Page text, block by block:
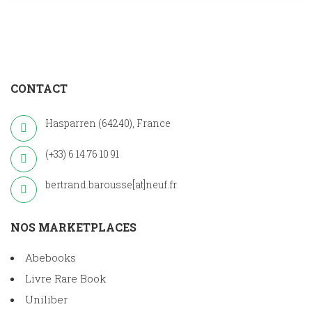
CONTACT
Hasparren (64240), France
(+33) 6 14 76 10 91
bertrand.barousse[at]neuf.fr
NOS MARKETPLACES
Abebooks
Livre Rare Book
Uniliber